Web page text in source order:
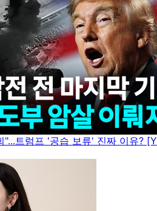
"...트럼프 '공습 보류' 진짜 이유?